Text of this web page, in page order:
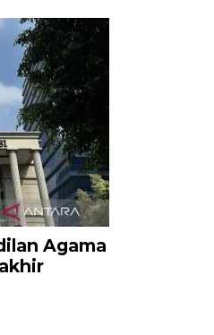
Agama